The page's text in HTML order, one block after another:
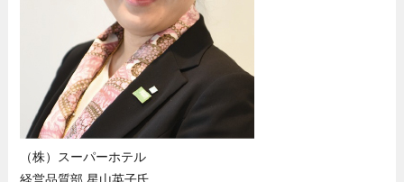
（株）スーパーホテル